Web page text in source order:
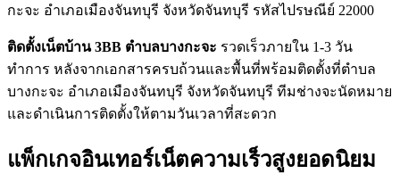
กะจะ อำเภอเมืองจันทบุรี จังหวัดจันทบุรี รหัสไปรษณีย์ 22000
ติดตั้งเน็ตบ้าน 3BB ตำบลบางกะจะ รวดเร็วภายใน 1-3 วัน
ทำการ หลังจากเอกสารครบถ้วนและพื้นที่พร้อมติดตั้งที่ตำบล
บางกะจะ อำเภอเมืองจันทบุรี จังหวัดจันทบุรี ทีมช่างจะนัดหมาย
และดำเนินการติดตั้งให้ตามวันเวลาที่สะดวก
แพ็กเกจอินเทอร์เน็ตความเร็วสูงยอดนิยม